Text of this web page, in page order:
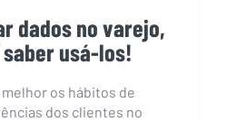
dados no varejo,
usá-los!
os hábitos de
dos clientes no